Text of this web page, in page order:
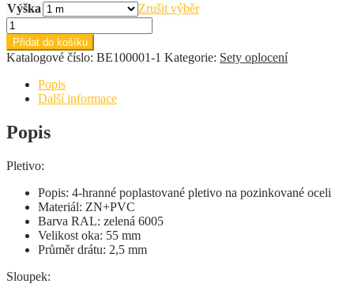
Výška
Zrušit výběr
Kompletní
set
pleteného
pletiva
(délka
množství
Přidat do košíku
Katalogové číslo: BE100001-1 Kategorie: Sety oplocení
Popis
Další informace
Popis
Pletivo:
Popis: 4-hranné poplastované pletivo na pozinkované oceli
Materiál: ZN+PVC
Barva RAL: zelená 6005
Velikost oka: 55 mm
Průměr drátu: 2,5 mm
Sloupek: